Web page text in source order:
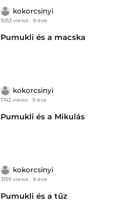
kokorcsinyi
1053 views 9 éve
Pumukli és a macska
kokorcsinyi
1742 views 9 éve
Pumukli és a Mikulás
kokorcsinyi
3159 views 9 éve
Pumukli és a tűz